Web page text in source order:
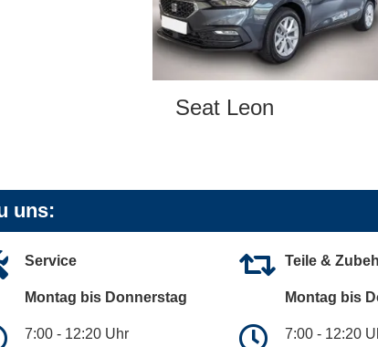
Seat Leon
uns:
Service
Montag bis Donnerstag
7:00 - 12:20 Uhr
Teile &
Montag bis
7:00 - 12:20